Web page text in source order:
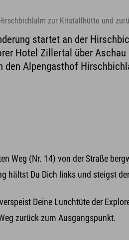
zur Kristallhütte und
startet an der
Hotel Zillertal über
den Alpengasthof
Weg (Nr. 14) von der Straße
hältst Du Dich links und steigst
Deine Lunchtüte der
zurück zum Ausgangspunkt.